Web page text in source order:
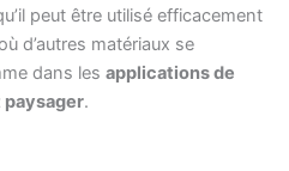
peut être utilisé efficacement
d’autres matériaux se
dans les applications de
paysager.